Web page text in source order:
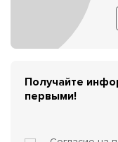
Получайте
первыми!